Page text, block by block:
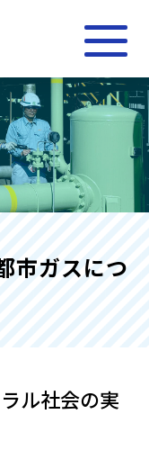
市ガスにつ
ル社会の実